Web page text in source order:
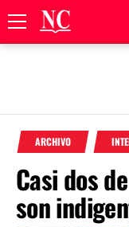
content
ARCHIVO
Casi dos
son